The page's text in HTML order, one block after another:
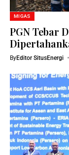
MIGAS
PGN Tebar
ByEditor SitusEnergi